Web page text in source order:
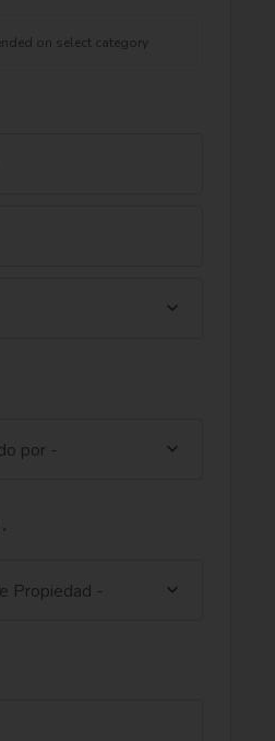
on select category
por -
*
Propiedad -